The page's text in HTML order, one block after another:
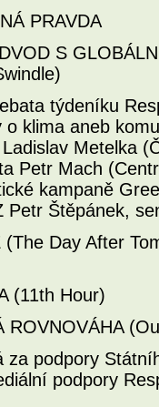
PRAVDA
S
týdeníku
o klima aneb
Metelka
Petr Mach
kampaně
Petr Štěpánek,
Day After
(11th Hour)
ROVNOVÁHA
za podpory
podpory